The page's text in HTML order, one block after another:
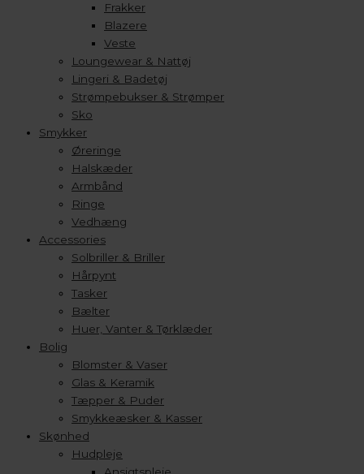
Frakker
Blazere
Veste
Loungewear & Nattøj
Lingeri & Badetøj
Strømpebukser & Strømper
Sko
Smykker
Øreringe
Halskæder
Armbånd
Ringe
Vedhæng
Accessories
Solbriller & Briller
Hårpynt
Tasker
Bælter
Huer, Vanter & Tørklæder
Bolig
Blomster & Vaser
Glas & Keramik
Tæpper & Puder
Smykkeæsker & Kasser
Skønhed
Hudpleje